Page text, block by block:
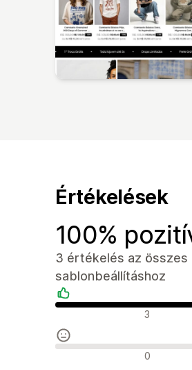
Értékelések
100%
3 értékelés az összes
sablonbeállításhoz
Pozitív értékelések
3
Semleges értékelések
0